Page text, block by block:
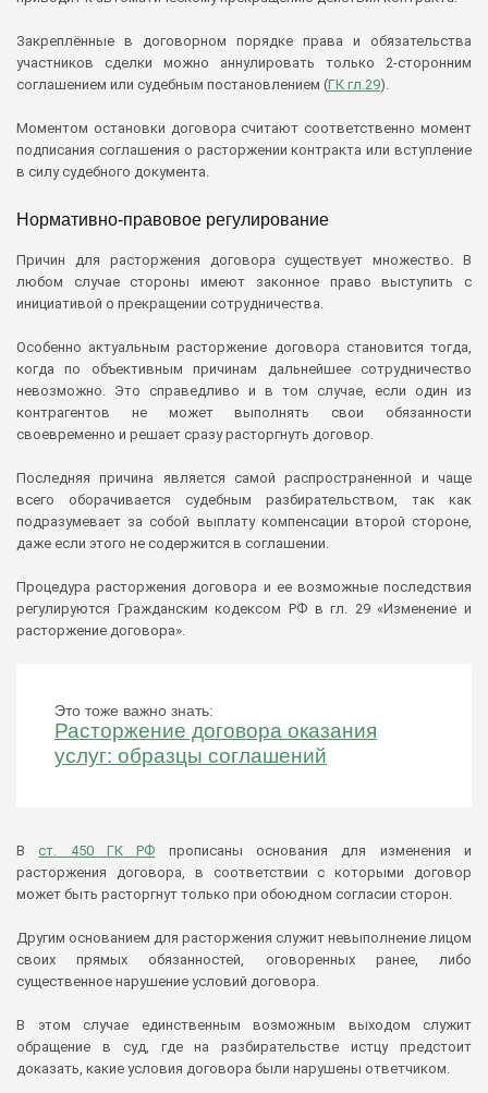
Закреплённые в договорном порядке права и обязательства
участников сделки можно аннулировать только 2-сторонним
соглашением или судебным постановлением (ГК гл.29).
Моментом остановки договора считают соответственно момент
подписания соглашения о расторжении контракта или вступление
в силу судебного документа.
Нормативно-правовое регулирование
Причин для расторжения договора существует множество. В
любом случае стороны имеют законное право выступить с
инициативой о прекращении сотрудничества.
Особенно актуальным расторжение договора становится тогда,
когда по объективным причинам дальнейшее сотрудничество
невозможно. Это справедливо и в том случае, если один из
контрагентов не может выполнять свои обязанности
своевременно и решает сразу расторгнуть договор.
Последняя причина является самой распространенной и чаще
всего оборачивается судебным разбирательством, так как
подразумевает за собой выплату компенсации второй стороне,
даже если этого не содержится в соглашении.
Процедура расторжения договора и ее возможные последствия
регулируются Гражданским кодексом РФ в гл. 29 «Изменение и
расторжение договора».
Это тоже важно знать:
Расторжение договора оказания
услуг: образцы соглашений
Вст. 450 ГК РФ прописаны основания для изменения и
расторжения договора, в соответствии с которыми договор
может быть расторгнут только при обоюдном согласии сторон.
Другим основанием для расторжения служит невыполнение лицом
своих прямых обязанностей, оговоренных ранее, либо
существенное нарушение условий договора.
В этом случае единственным возможным выходом служит
обращение в суд, где на разбирательстве истцу предстоит
доказать, какие условия договора были нарушены ответчиком.